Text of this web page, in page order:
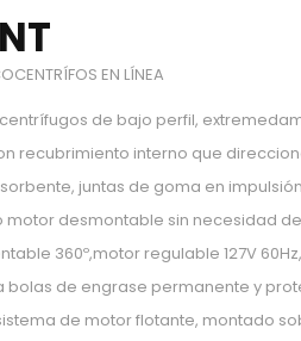
EN LÍNEA
de bajo perfil,
recubrimiento interno que
juntas de goma en
motor desmontable sin necesidad
360º,motor regulable 127V
bolas de engrase permanente y
de motor flotante, montado